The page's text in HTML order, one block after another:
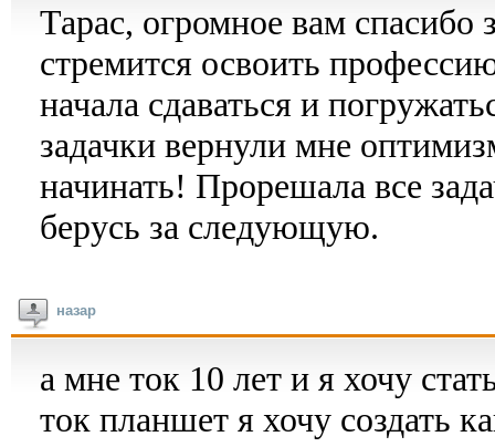
Тарас, огромное вам
стремится освоить
начала сдаваться и
задачки вернули мне
начинать! Прорешала все
берусь за следующую.
назар
а мне ток 10 лет и я хочу
ток планшет я хочу создать